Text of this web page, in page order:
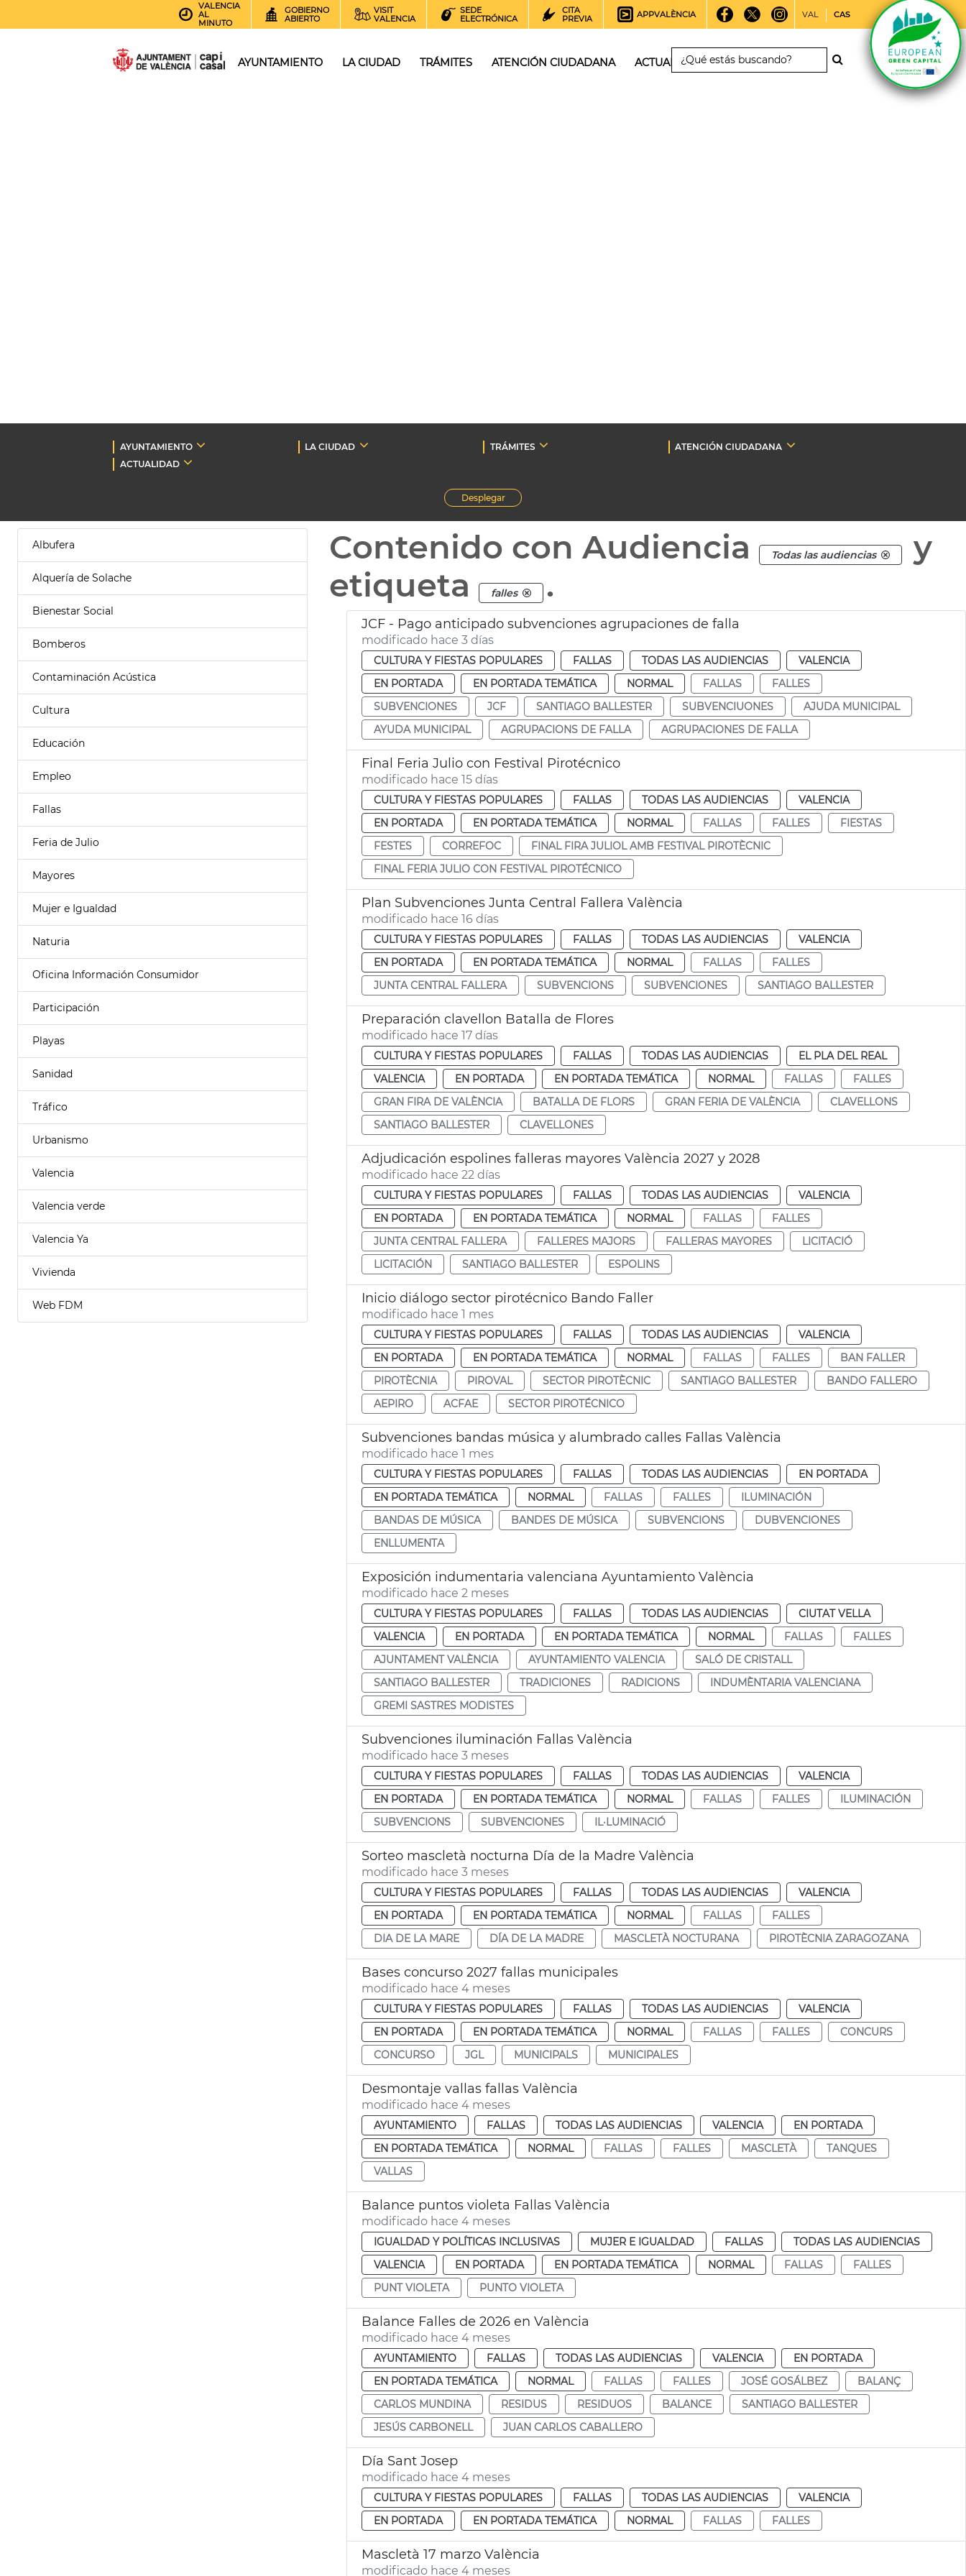
VALENCIA
AL
MINUTO
GOBIERNO
ABIERTO
VISIT
VALENCIA
SEDE
ELECTRÓNICA
CITA
PREVIA
APPVALÈNCIA VAL CAS
AYUNTAMIENTO LA CIUDAD TRÁMITES ATENCIÓN CIUDADANA ACTUALIDAD
AYUNTAMIENTO LA CIUDAD TRÁMITES
ATENCIÓN CIUDADANA
ACTUALIDAD
Desplegar
Albufera
Alquería de Solache
Bienestar Social
Bomberos
Contaminación Acústica
Cultura
Educación
Empleo
Fallas
Feria de Julio
Mayores
Mujer e Igualdad
Naturia
Oficina Información Consumidor
Participación
Playas
Sanidad
Tráfico
Urbanismo
Valencia
Valencia verde
Valencia Ya
Vivienda
Web FDM
Contenido con Audiencia Todas las audiencias
y
etiqueta
falles .
JCF - Pago anticipado subvenciones agrupaciones de falla
modificado hace 3 días
CULTURA Y FIESTAS POPULARES FALLAS TODAS LAS AUDIENCIAS
VALENCIA
EN PORTADA
EN PORTADA TEMÁTICA NORMAL FALLAS
FALLES
SUBVENCIONES
JCF SANTIAGO BALLESTER SUBVENCIUONES
AJUDA MUNICIPAL
AYUDA MUNICIPAL
AGRUPACIONS DE FALLA AGRUPACIONES DE FALLA
Final Feria Julio con Festival Pirotécnico
modificado hace 15 días
CULTURA Y FIESTAS POPULARES FALLAS TODAS LAS AUDIENCIAS
VALENCIA
EN PORTADA
EN PORTADA TEMÁTICA NORMAL FALLAS FALLES
FIESTAS
FESTES
CORREFOC
FINAL FIRA JULIOL AMB FESTIVAL PIROTÈCNIC
FINAL FERIA JULIO CON FESTIVAL PIROTÉCNICO
Plan Subvenciones Junta Central Fallera València
modificado hace 16 días
CULTURA Y FIESTAS POPULARES FALLAS TODAS LAS AUDIENCIAS
VALENCIA
EN PORTADA
EN PORTADA TEMÁTICA NORMAL FALLAS
FALLES
JUNTA CENTRAL FALLERA
SUBVENCIONS SUBVENCIONES SANTIAGO BALLESTER
Preparación clavellon Batalla de Flores
modificado hace 17 días
CULTURA Y FIESTAS POPULARES FALLAS TODAS LAS AUDIENCIAS
EL PLA DEL REAL
VALENCIA
EN PORTADA EN PORTADA TEMÁTICA NORMAL FALLAS
FALLES
GRAN FIRA DE VALÈNCIA
BATALLA DE FLORS GRAN FERIA DE VALÈNCIA
CLAVELLONS
SANTIAGO BALLESTER
CLAVELLONES
Adjudicación espolines falleras mayores València 2027 y 2028
modificado hace 22 días
CULTURA Y FIESTAS POPULARES FALLAS TODAS LAS AUDIENCIAS
VALENCIA
EN PORTADA
EN PORTADA TEMÁTICA NORMAL FALLAS
FALLES
JUNTA CENTRAL FALLERA
FALLERES MAJORS FALLERAS MAYORES
LICITACIÓ
LICITACIÓN
SANTIAGO BALLESTER ESPOLINS
Inicio diálogo sector pirotécnico Bando Faller
modificado hace 1 mes
CULTURA Y FIESTAS POPULARES FALLAS TODAS LAS AUDIENCIAS
VALENCIA
EN PORTADA
EN PORTADA TEMÁTICA NORMAL FALLAS FALLES
BAN FALLER
PIROTÈCNIA
PIROVAL SECTOR PIROTÈCNIC SANTIAGO BALLESTER
BANDO FALLERO
AEPIRO
ACFAE SECTOR PIROTÉCNICO
Subvenciones bandas música y alumbrado calles Fallas València
modificado hace 1 mes
CULTURA Y FIESTAS POPULARES FALLAS TODAS LAS AUDIENCIAS
EN PORTADA
EN PORTADA TEMÁTICA
NORMAL FALLAS FALLES
ILUMINACIÓN
BANDAS DE MÚSICA
BANDES DE MÚSICA SUBVENCIONS
DUBVENCIONES
ENLLUMENTA
Exposición indumentaria valenciana Ayuntamiento València
modificado hace 2 meses
CULTURA Y FIESTAS POPULARES FALLAS TODAS LAS AUDIENCIAS
CIUTAT VELLA
VALENCIA
EN PORTADA EN PORTADA TEMÁTICA NORMAL FALLAS
FALLES
AJUNTAMENT VALÈNCIA
AYUNTAMIENTO VALENCIA
SALÓ DE CRISTALL
SANTIAGO BALLESTER
TRADICIONES RADICIONS
INDUMÈNTARIA VALENCIANA
GREMI SASTRES MODISTES
Subvenciones iluminación Fallas València
modificado hace 3 meses
CULTURA Y FIESTAS POPULARES FALLAS TODAS LAS AUDIENCIAS
VALENCIA
EN PORTADA
EN PORTADA TEMÁTICA NORMAL FALLAS FALLES
ILUMINACIÓN
SUBVENCIONS
SUBVENCIONES IL·LUMINACIÓ
Sorteo mascletà nocturna Día de la Madre València
modificado hace 3 meses
CULTURA Y FIESTAS POPULARES FALLAS TODAS LAS AUDIENCIAS
VALENCIA
EN PORTADA
EN PORTADA TEMÁTICA NORMAL FALLAS
FALLES
DIA DE LA MARE
DÍA DE LA MADRE MASCLETÀ NOCTURANA PIROTÈCNIA ZARAGOZANA
Bases concurso 2027 fallas municipales
modificado hace 4 meses
CULTURA Y FIESTAS POPULARES FALLAS TODAS LAS AUDIENCIAS
VALENCIA
EN PORTADA
EN PORTADA TEMÁTICA NORMAL FALLAS FALLES
CONCURS
CONCURSO
JGL MUNICIPALS MUNICIPALES
Desmontaje vallas fallas València
modificado hace 4 meses
AYUNTAMIENTO FALLAS TODAS LAS AUDIENCIAS VALENCIA
EN PORTADA
EN PORTADA TEMÁTICA
NORMAL FALLAS FALLES MASCLETÀ
TANQUES
VALLAS
Balance puntos violeta Fallas València
modificado hace 4 meses
IGUALDAD Y POLÍTICAS INCLUSIVAS MUJER E IGUALDAD FALLAS
TODAS LAS AUDIENCIAS
VALENCIA
EN PORTADA EN PORTADA TEMÁTICA NORMAL FALLAS
FALLES
PUNT VIOLETA
PUNTO VIOLETA
Balance Falles de 2026 en València
modificado hace 4 meses
AYUNTAMIENTO FALLAS TODAS LAS AUDIENCIAS VALENCIA
EN PORTADA
EN PORTADA TEMÁTICA
NORMAL FALLAS FALLES JOSÉ GOSÁLBEZ
BALANÇ
CARLOS MUNDINA
RESIDUS RESIDUOS BALANCE
SANTIAGO BALLESTER
JESÚS CARBONELL
JUAN CARLOS CABALLERO
Día Sant Josep
modificado hace 4 meses
CULTURA Y FIESTAS POPULARES FALLAS TODAS LAS AUDIENCIAS
VALENCIA
EN PORTADA
EN PORTADA TEMÁTICA NORMAL FALLAS FALLES
Mascletà 17 marzo València
modificado hace 4 meses